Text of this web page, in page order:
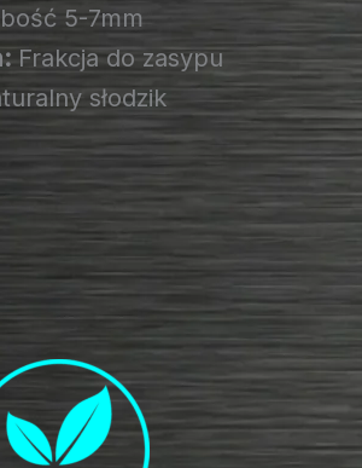
5-7mm
Frakcja do zasypu
słodzik